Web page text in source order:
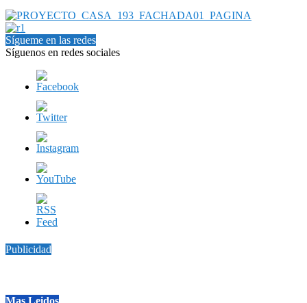
Sígueme en las redes
Síguenos en redes sociales
Publicidad